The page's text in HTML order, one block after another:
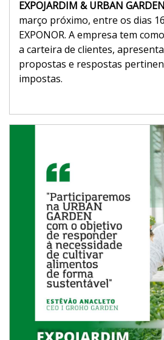
EXPOJARDIM & URBAN GARDEN
março próximo, entre os dias
EXPONOR. A empresa tem
a carteira de clientes,
propostas e respostas
impostas.